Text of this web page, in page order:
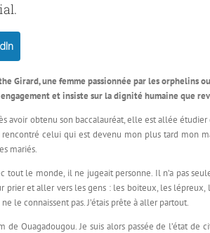
Girard, une femme passionnée par les orphelins
et insiste sur la dignité humaine que
avoir obtenu son baccalauréat, elle est allée
rencontré celui qui est devenu mon plus tard mon
mariés.
le monde, il ne jugeait personne. Il n’a pas
et aller vers les gens : les boiteux, les
le connaissent pas. J’étais prête à aller partout.
Ouagadougou. Je suis alors passée de l’état de